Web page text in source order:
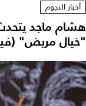
أخبار النجوم
هشام ماجد
"خيال مريض"